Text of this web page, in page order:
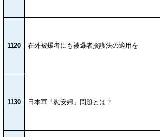
1120 在外被爆者にも被爆者援護法の適用を
1130 日本軍「慰安婦」問題とは？